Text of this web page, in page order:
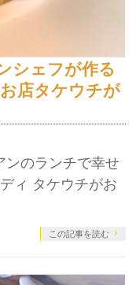
シェフが作る
店タケウチが
ンのランチで幸せ
ィ タケウチがお
この記事を読む